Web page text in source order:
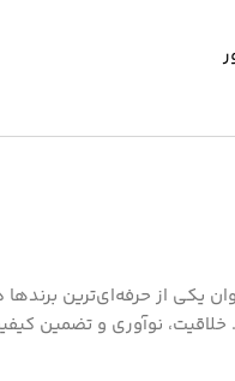
یکی از حرفه‌ای‌ترین برندها
نوآوری و تضمین